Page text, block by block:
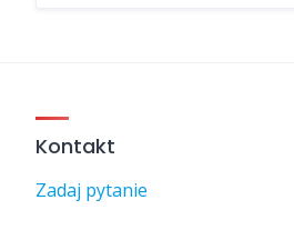
Kontakt
Zadaj pytanie